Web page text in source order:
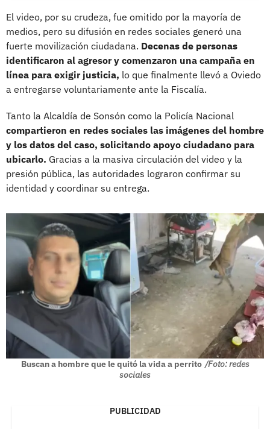
El video, por su crudeza, fue omitido por la mayoría de
medios, pero su difusión en redes sociales generó una
fuerte movilización ciudadana. Decenas de personas
identificaron al agresor y comenzaron una campaña en
línea para exigir justicia, lo que finalmente llevó a Oviedo
a entregarse voluntariamente ante la Fiscalía.
Tanto la Alcaldía de Sonsón como la Policía Nacional
compartieron en redes sociales las imágenes del hombre
y los datos del caso, solicitando apoyo ciudadano para
ubicarlo. Gracias a la masiva circulación del video y la
presión pública, las autoridades lograron confirmar su
identidad y coordinar su entrega.
Buscan a hombre que le quitó la vida a perrito /Foto: redes
sociales
PUBLICIDAD